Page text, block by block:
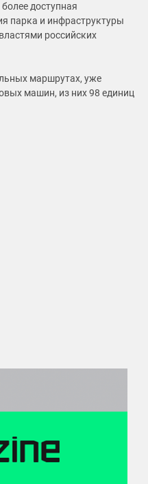
доступная
парка и инфраструктуры
российских
маршрутах, уже
машин, из них 98 единиц